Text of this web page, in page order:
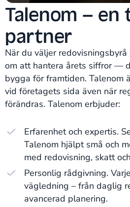
Talenom – en
partner
När du väljer
om att hantera årets siffror —
bygga för framtiden. Talenom
vid företagets sida även när
förändras. Talenom erbjuder:
Erfarenhet och expertis.
Talenom hjälpt små och
med redovisning, skatt
Personlig rådgivning.
vägledning – från daglig
avancerad planering.